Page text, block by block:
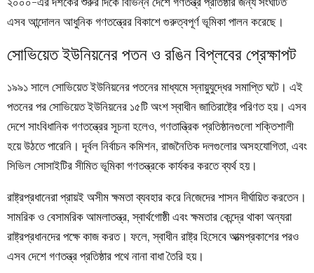
এসব আন্দোলন আধুনিক গণতন্ত্রের বিকাশে গুরুত্বপূর্ণ ভূমিকা পালন করেছে।
সোভিয়েত ইউনিয়নের পতন ও রঙিন বিপ্লবের প্রেক্ষাপট
১৯৯১ সালে সোভিয়েত ইউনিয়নের পতনের মাধ্যমে স্নায়ুযুদ্ধের সমাপ্তি ঘটে। এই
পতনের পর সোভিয়েত ইউনিয়নের ১৫টি অংশ স্বাধীন জাতিরাষ্ট্রে পরিণত হয়। এসব
দেশে সাংবিধানিক গণতন্ত্রের সূচনা হলেও, গণতান্ত্রিক প্রতিষ্ঠানগুলো শক্তিশালী
হয়ে উঠতে পারেনি। দূর্বল নির্বাচন কমিশন, রাজনৈতিক দলগুলোর অসহযোগিতা, এবং
সিভিল সোসাইটির সীমিত ভূমিকা গণতন্ত্রকে কার্যকর করতে ব্যর্থ হয়।
রাষ্ট্রপ্রধানেরা প্রায়ই অসীম ক্ষমতা ব্যবহার করে নিজেদের শাসন দীর্ঘায়িত করতেন।
সামরিক ও বেসামরিক আমলাতন্ত্র, স্বার্থগোষ্ঠী এবং ক্ষমতার কেন্দ্রে থাকা অন্যরা
রাষ্ট্রপ্রধানদের পক্ষে কাজ করত। ফলে, স্বাধীন রাষ্ট্র হিসেবে আত্মপ্রকাশের পরও
এসব দেশে গণতন্ত্র প্রতিষ্ঠার পথে নানা বাধা তৈরি হয়।